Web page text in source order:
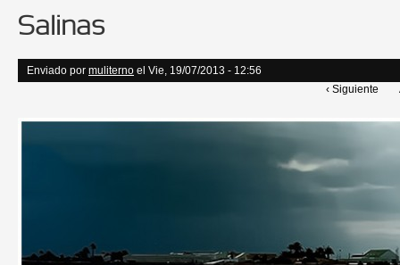
Salinas
Enviado por muliterno el Vie, 19/07/2013 - 12:56
‹ Siguiente